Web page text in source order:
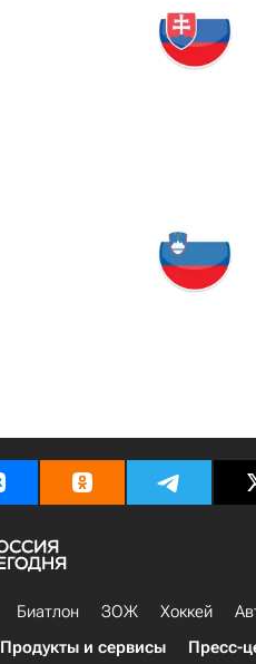
Биатлон ЗОЖ Хоккей
Продукты и сервисы Пресс-